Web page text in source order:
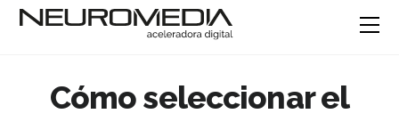
Cómo seleccionar el